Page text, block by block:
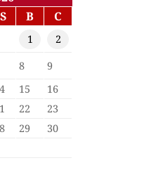
S B C
1
2
8
9
15
16
22
23
29
30